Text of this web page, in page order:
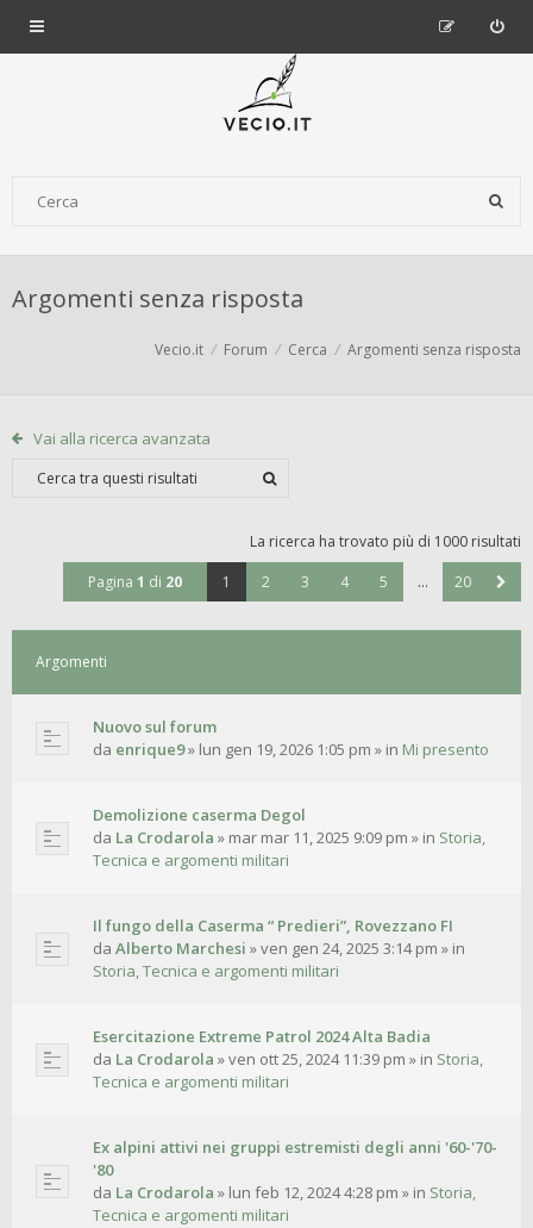
Argomenti senza risposta
Vecio.it Forum Cerca Argomenti senza risposta
Vai alla ricerca avanzata
La ricerca ha trovato più di 1000 risultati
Pagina 1 di 20 1 2 3 4 5 … 20
Argomenti
Nuovo sul forum
da enrique9» lun gen 19, 2026 1:05 pm » in Mi presento
Demolizione caserma Degol
da La Crodarola » mar mar 11, 2025 9:09 pm » in Storia,
Tecnica e argomenti militari
Il fungo della Caserma “ Predieri”, Rovezzano FI
da Alberto Marchesi »ven gen 24, 2025 3:14 pm » in
Storia, Tecnica e argomenti militari
Esercitazione Extreme Patrol 2024 Alta Badia
da La Crodarola »ven ott 25, 2024 11:39 pm » in Storia,
Tecnica e argomenti militari
Ex alpini attivi nei gruppi estremisti degli anni '60-'70-
'80
da La Crodarola » lun feb 12, 2024 4:28 pm » in Storia,
Tecnica e argomenti militari